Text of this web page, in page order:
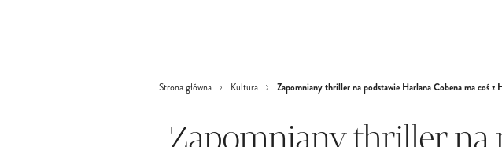
Strona główna Kultura Zapomniany thriller na podstawie Harlana Cobena ma coś
Zapomniany thriller na